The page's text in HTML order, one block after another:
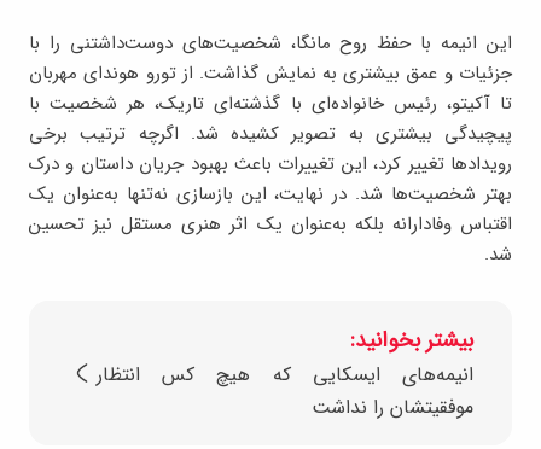
این انیمه با حفظ روح مانگا، شخصیت‌های دوست‌داشتنی را با
جزئیات و عمق بیشتری به نمایش گذاشت. از تورو هوندای مهربان
تا آکیتو، رئیس خانواده‌ای با گذشته‌ای تاریک، هر شخصیت با
پیچیدگی بیشتری به تصویر کشیده شد. اگرچه ترتیب برخی
رویدادها تغییر کرد، این تغییرات باعث بهبود جریان داستان و درک
بهتر شخصیت‌ها شد. در نهایت، این بازسازی نه‌تنها به‌عنوان یک
اقتباس وفادارانه بلکه به‌عنوان یک اثر هنری مستقل نیز تحسین
شد.
بیشتر بخوانید:
انیمه‎‌های ایسکایی که هیچ کس انتظار
موفقیتشان را نداشت